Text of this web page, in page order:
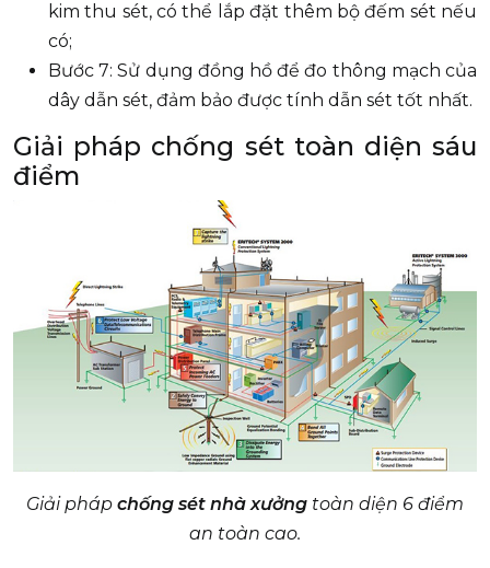
kim thu sét, có thể lắp đặt thêm bộ đếm sét nếu
có;
Bước 7: Sử dụng đồng hồ để đo thông mạch của
dây dẫn sét, đảm bảo được tính dẫn sét tốt nhất.
Giải pháp chống sét toàn diện sáu
điểm
Giải pháp chống sét nhà xưởng toàn diện 6 điểm
an toàn cao.